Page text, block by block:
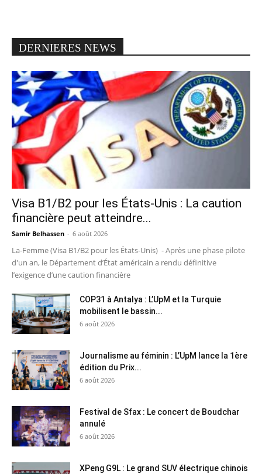
DERNIERES NEWS
Visa B1/B2 pour les États-Unis : La caution
financière peut atteindre...
Samir Belhassen - 6 août 2026
La-Femme (Visa B1/B2 pour les États-Unis) - Après une phase pilote
d'un an, le Département d’État américain a rendu définitive
l’exigence d’une caution financière
COP31 à Antalya : L’UpM et la Turquie
mobilisent le bassin...
6 août 2026
Journalisme au féminin : L’UpM lance la 1ère
édition du Prix...
6 août 2026
Festival de Sfax : Le concert de Boudchar
annulé
6 août 2026
XPeng G9L : Le grand SUV électrique chinois